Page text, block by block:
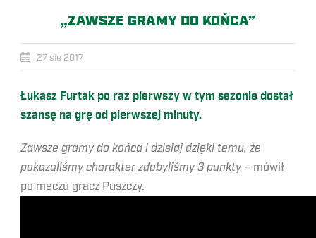
„ZAWSZE GRAMY DO KOŃCA”
27 sie 2017
Łukasz Furtak po raz pierwszy w tym sezonie dostał
szansę na grę od pierwszej minuty.
Zawsze gramy do końca i dzisiaj dzięki temu, że
pokazaliśmy charakter zdobyliśmy 3 punkty – mówił
po meczu gracz Puszczy.